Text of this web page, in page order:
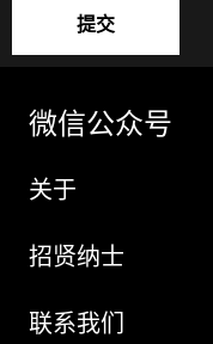
提交
微信公众号
关于
招贤纳士
联系我们